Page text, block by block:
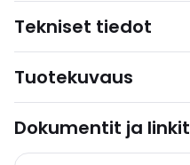
Tekniset tiedot
Tuotekuvaus
Dokumentit ja linkit